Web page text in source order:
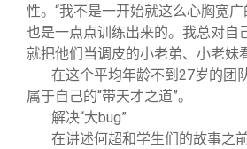
性。“我不是一开始就这么心胸宽
也是一点点训练出来的。我总对自
就把他们当调皮的小老弟、小老妹
在这个平均年龄不到27岁的团
属于自己的“带天才之道”。
解决“大bug”
在讲述何超和学生们的故事之